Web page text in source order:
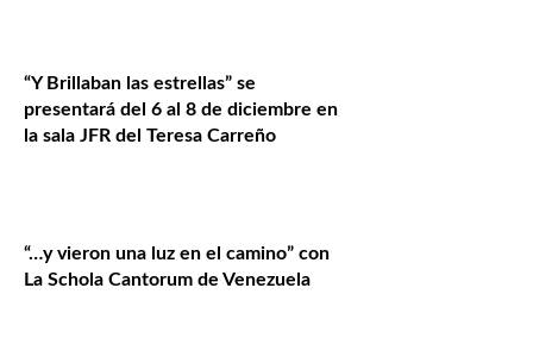
“Y Brillaban las estrellas” se
presentará del 6 al 8 de diciembre en
la sala JFR del Teresa Carreño
“…y vieron una luz en el camino” con
La Schola Cantorum de Venezuela